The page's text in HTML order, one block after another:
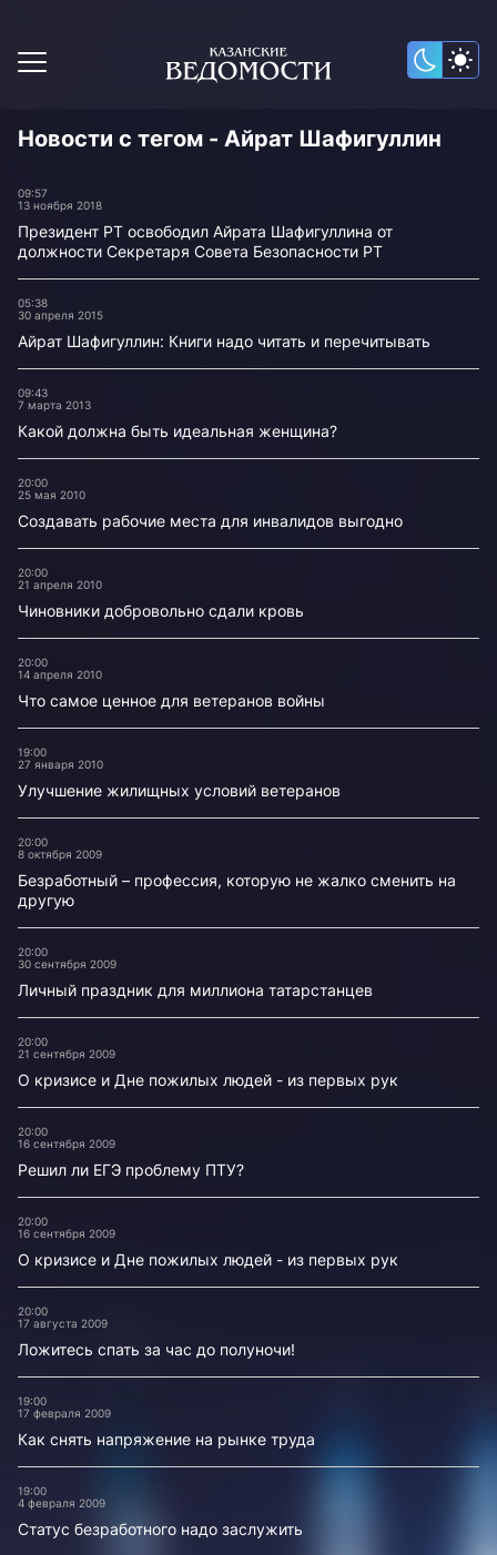
Новости с тегом - Айрат Шафигуллин
09:57
13 ноября 2018
Президент РТ освободил Айрата Шафигуллина от
должности Секретаря Совета Безопасности РТ
05:38
30 апреля 2015
Айрат Шафигуллин: Книги надо читать и перечитывать
09:43
7 марта 2013
Какой должна быть идеальная женщина?
20:00
25 мая 2010
Создавать рабочие места для инвалидов выгодно
20:00
21 апреля 2010
Чиновники добровольно сдали кровь
20:00
14 апреля 2010
Что самое ценное для ветеранов войны
19:00
27 января 2010
Улучшение жилищных условий ветеранов
20:00
8 октября 2009
Безработный – профессия, которую не жалко сменить на
другую
20:00
30 сентября 2009
Личный праздник для миллиона татарстанцев
20:00
21 сентября 2009
О кризисе и Дне пожилых людей - из первых рук
20:00
16 сентября 2009
Решил ли ЕГЭ проблему ПТУ?
20:00
16 сентября 2009
О кризисе и Дне пожилых людей - из первых рук
20:00
17 августа 2009
Ложитесь спать за час до полуночи!
19:00
17 февраля 2009
Как снять напряжение на рынке труда
19:00
4 февраля 2009
Статус безработного надо заслужить